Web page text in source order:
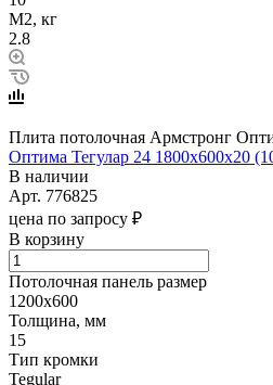
М2, кг
2.8
Плита потолочная Армстронг
Оптима Тегулар 24 1800x600x20
В наличии
Арт. 776825
цена по запросу ₽
В корзину
Потолочная панель размер
1200х600
Толщина, мм
15
Тип кромки
Tegular